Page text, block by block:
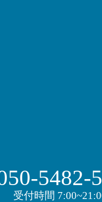
5482-
受付時間